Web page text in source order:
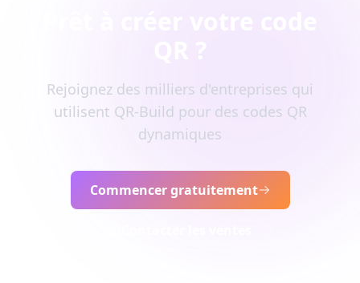
Rejoignez des milliers d'entreprises qui
utilisent QR-Build pour des codes QR
dynamiques
Commencer gratuitement